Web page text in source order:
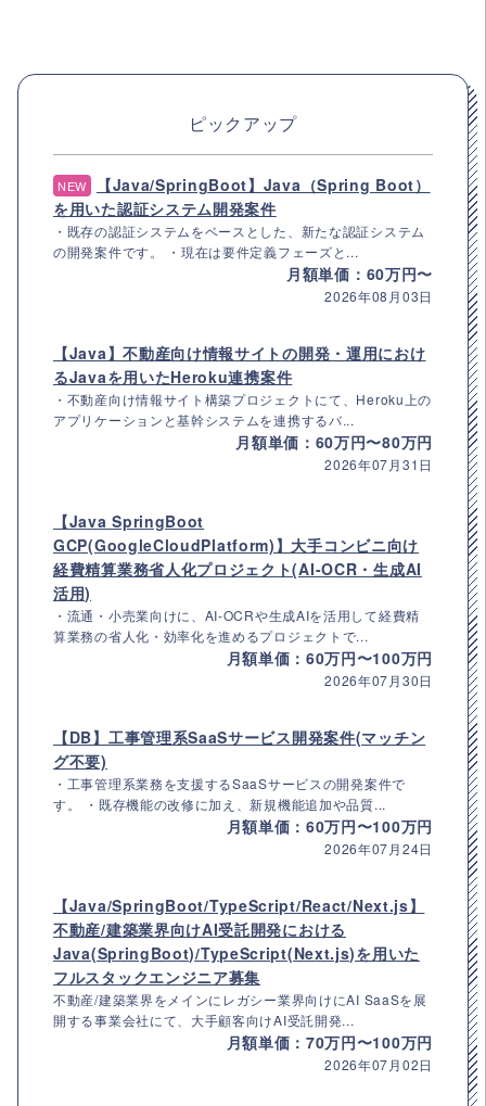
ピックアップ
NEW
【Java/SpringBoot】Java（Spring Boot）
を用いた認証システム開発案件
・既存の認証システムをベースとした、新たな認証システム
の開発案件です。 ・現在は要件定義フェーズと...
月額単価：60万円〜
2026年08月03日
【Java】不動産向け情報サイトの開発・運用におけ
るJavaを用いたHeroku連携案件
・不動産向け情報サイト構築プロジェクトにて、Heroku上の
アプリケーションと基幹システムを連携するバ...
月額単価：60万円〜80万円
2026年07月31日
【Java SpringBoot
GCP(GoogleCloudPlatform)】大手コンビニ向け
経費精算業務省人化プロジェクト(AI-OCR・生成AI
活用)
・流通・小売業向けに、AI-OCRや生成AIを活用して経費精
算業務の省人化・効率化を進めるプロジェクトで...
月額単価：60万円〜100万円
2026年07月30日
【DB】工事管理系SaaSサービス開発案件(マッチン
グ不要)
・工事管理系業務を支援するSaaSサービスの開発案件で
す。 ・既存機能の改修に加え、新規機能追加や品質...
月額単価：60万円〜100万円
2026年07月24日
【Java/SpringBoot/TypeScript/React/Next.js】
不動産/建築業界向けAI受託開発における
Java(SpringBoot)/TypeScript(Next.js)を用いた
フルスタックエンジニア募集
不動産/建築業界をメインにレガシー業界向けにAI SaaSを展
開する事業会社にて、大手顧客向けAI受託開発...
月額単価：70万円〜100万円
2026年07月02日